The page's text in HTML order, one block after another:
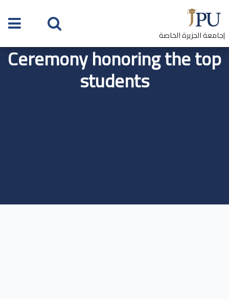
|جامعة الجزيرة الخاصة
Ceremony honoring the top
students